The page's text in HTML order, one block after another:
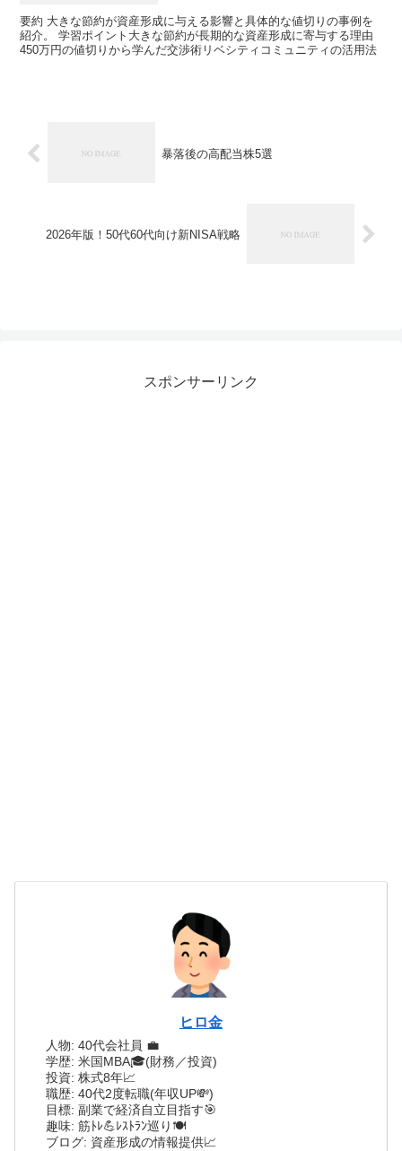
要約 大きな節約が資産形成に与える影響と具体的な値切りの事例を
紹介。 学習ポイント大きな節約が長期的な資産形成に寄与する理由
450万円の値切りから学んだ交渉術リベシティコミュニティの活用法
暴落後の高配当株5選
2026年版！50代60代向け新NISA戦略
スポンサーリンク
ヒロ金
人物: 40代会社員 💼
学歴: 米国MBA🎓(財務／投資)
投資: 株式8年📈
職歴: 40代2度転職(年収UP💸)
目標: 副業で経済自立目指す🎯
趣味: 筋ﾄﾚ💪ﾚｽﾄﾗﾝ巡り🍽️
ブログ: 資産形成の情報提供📈